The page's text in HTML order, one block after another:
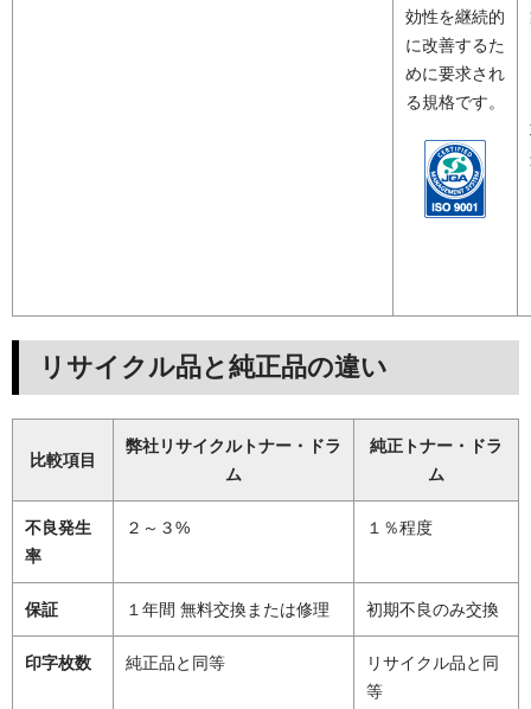
効性を継続的
に改善するた
めに要求され
る規格です。
リサイクル品と純正品の違い
比較項目
弊社リサイクルトナー・ドラ
ム
純正トナー・ドラ
ム
不良発生
率
２～３% １％程度
保証 １年間 無料交換または修理 初期不良のみ交換
印字枚数 純正品と同等
リサイクル品と同
等